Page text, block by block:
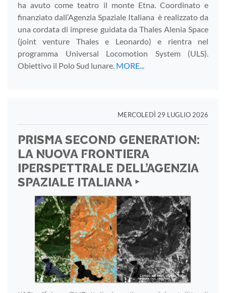
ha avuto come teatro il monte Etna. Coordinato e
finanziato dall’Agenzia Spaziale Italiana è realizzato da
una cordata di imprese guidata da Thales Alenia Space
(joint venture Thales e Leonardo) e rientra nel
programma Universal Locomotion System (ULS).
Obiettivo il Polo Sud lunare. MORE...
MERCOLEDÌ 29 LUGLIO 2026
PRISMA SECOND GENERATION:
LA NUOVA FRONTIERA
IPERSPETTRALE DELL’AGENZIA
SPAZIALE ITALIANA ‣